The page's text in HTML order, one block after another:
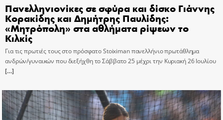
Πανελληνιονίκες σε σφύρα και δίσκο Γιάννης
Κορακίδης και Δημήτρης Παυλίδης:
«Μητρόπολη» στα αθλήματα ρίψεων το
Κιλκίς
Για τις πρωτιές τους στο πρόσφατο Stoiximan πανελλήνιο πρωτάθλημα
ανδρών/γυναικών που διεξήχθη το Σάββατο 25 μέχρι την Κυριακή 26 Ιουλίου
[…]